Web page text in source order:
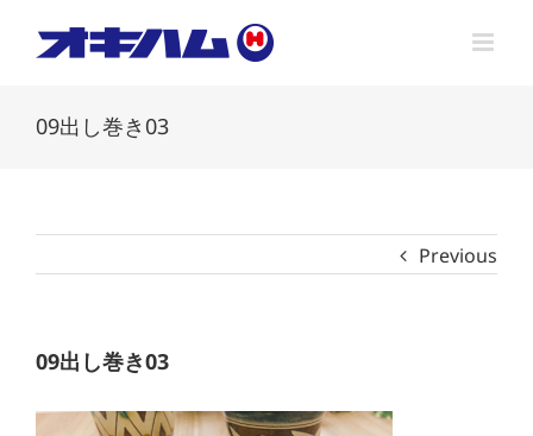
09出し巻き03
Previous
09出し巻き03